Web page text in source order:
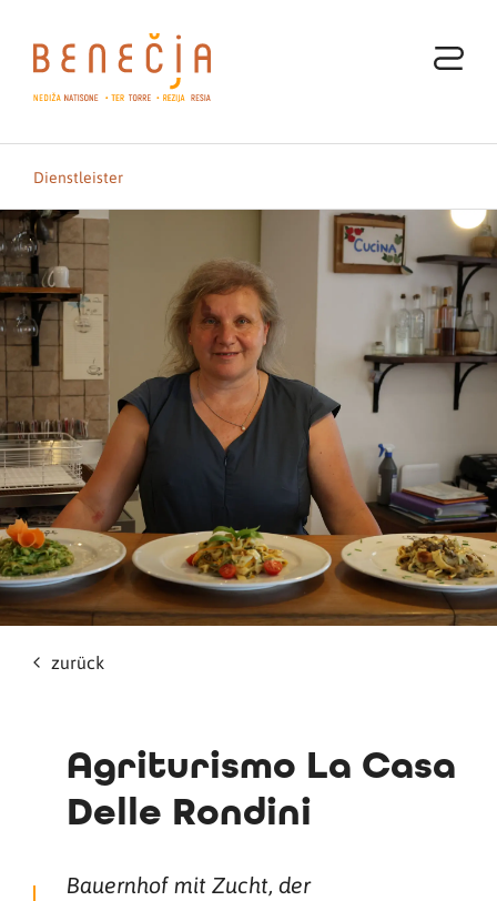
Dienstleister
zurück
Agriturismo La Casa
Delle Rondini
Bauernhof mit Zucht, der